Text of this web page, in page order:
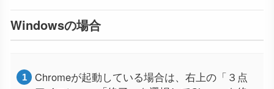
Windowsの場合
Chromeが起動している場合は、右上の「３点